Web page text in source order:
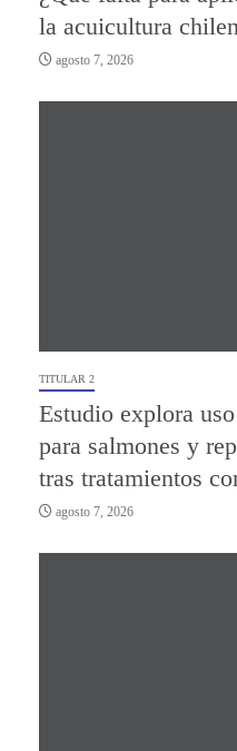
la acuicultura
agosto 7, 2026
TITULAR 2
Estudio explora
para salmones y
tras tratamientos
agosto 7, 2026